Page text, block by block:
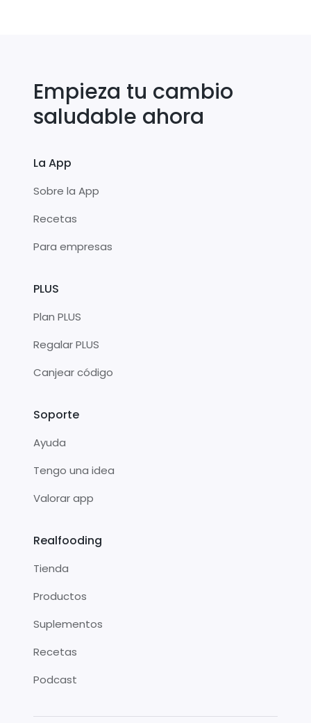
Empieza tu cambio
saludable ahora
La App
Sobre la App
Recetas
Para empresas
PLUS
Plan PLUS
Regalar PLUS
Canjear código
Soporte
Ayuda
Tengo una idea
Valorar app
Realfooding
Tienda
Productos
Suplementos
Recetas
Podcast